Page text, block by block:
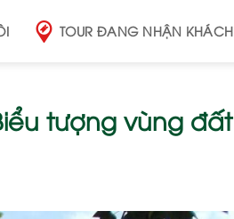
TOUR ĐANG NHẬN KHÁCH
tượng vùng đất